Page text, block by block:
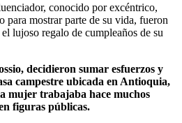
conocido por excéntrico,
para mostrar parte de su vida, fueron
lujoso regalo de cumpleaños de su
decidieron sumar esfuerzos y
campestre ubicada en Antioquia,
mujer trabajaba hace muchos
figuras públicas.